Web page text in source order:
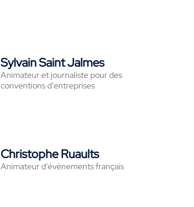
Sylvain Saint Jalmes
Animateur et journaliste pour des
conventions d’entreprises
Christophe Ruaults
Animateur d’évènements français